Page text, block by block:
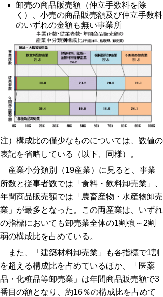
卸売の商品販売額（仲立手数料を除
く）、小売の商品販売額及び仲立手数料
のいずれの金額も無い事業所
注）構成比の僅少なものについては、数値の
表記を省略している（以下、同様）。
産業小分類別（19産業）に見ると、事業
所数と従事者数では「食料・飲料卸売業」、
年間商品販売額では「農畜産物・水産物卸売
業」が最多となった。この両産業は、いずれ
の指標においても卸売業全体の1割強～2割
弱の構成比を占めている。
また、「建築材料卸売業」も各指標で1割
を超える構成比を占めているほか、「医薬
品・化粧品等卸売業」は年間商品販売額で3
番目の額となり、約16％の構成比を占めて